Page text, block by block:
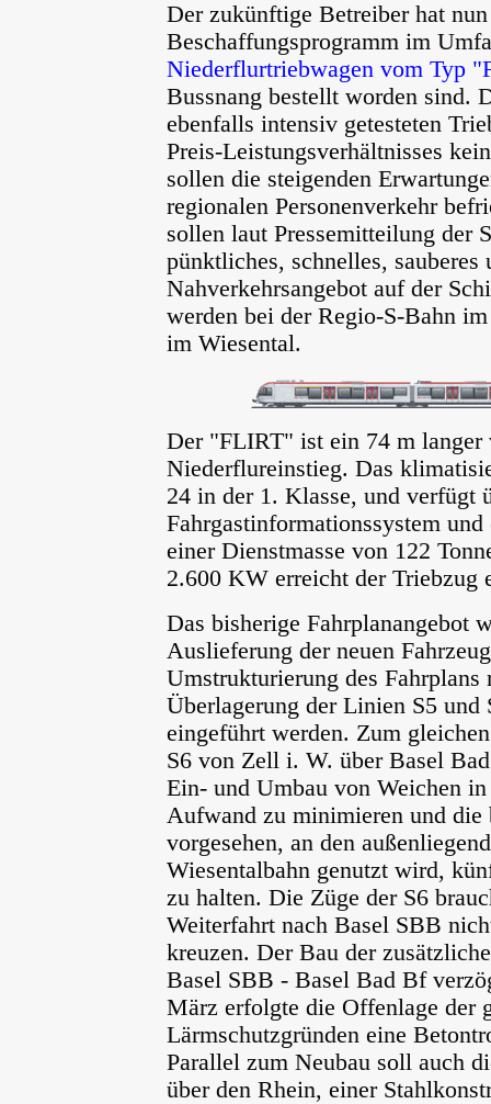
Der zukünftige Betreiber hat
Beschaffungsprogramm im
Niederflurtriebwagen vom Typ
Bussnang bestellt worden sind.
ebenfalls intensiv getesteten
Preis-Leistungsverhältnisses
sollen die steigenden
regionalen Personenverkehr
sollen laut Pressemitteilung der
pünktliches, schnelles, sauberes
Nahverkehrsangebot auf der
werden bei der Regio-S-Bahn
im Wiesental.
Der "FLIRT" ist ein 74 m
Niederflureinstieg. Das
24 in der 1. Klasse, und verfügt
Fahrgastinformationssystem
einer Dienstmasse von 122
2.600 KW erreicht der Triebzug
Das bisherige Fahrplanangebot
Auslieferung der neuen
Umstrukturierung des
Überlagerung der Linien S5 und
eingeführt werden. Zum
S6 von Zell i. W. über Basel
Ein- und Umbau von Weichen
Aufwand zu minimieren und
vorgesehen, an den
Wiesentalbahn genutzt wird,
zu halten. Die Züge der S6
Weiterfahrt nach Basel SBB
kreuzen. Der Bau der
Basel SBB - Basel Bad Bf
März erfolgte die Offenlage der
Lärmschutzgründen eine
Parallel zum Neubau soll auch
über den Rhein, einer